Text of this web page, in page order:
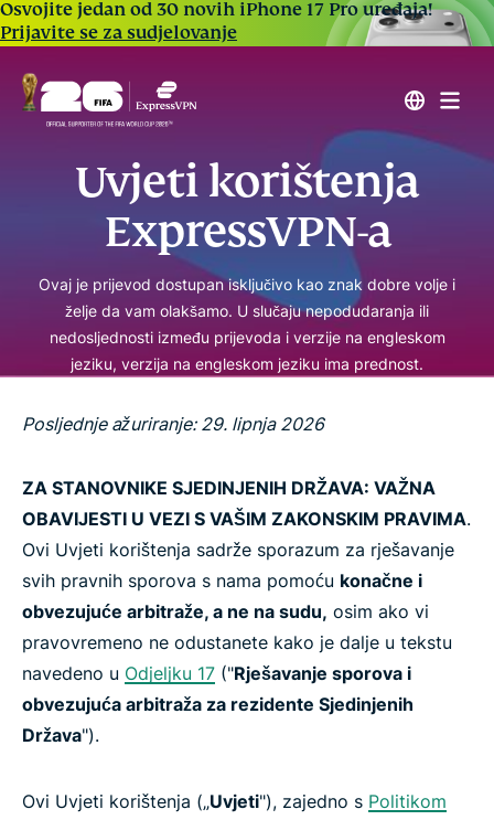
Osvojite jedan od 30 novih iPhone 17 Pro uređaja!
Prijavite se za sudjelovanje
Uvjeti korištenja
ExpressVPN-a
Ovaj je prijevod dostupan isključivo kao znak dobre volje i
želje da vam olakšamo. U slučaju nepodudaranja ili
nedosljednosti između prijevoda i verzije na engleskom
jeziku, verzija na engleskom jeziku ima prednost.
Posljednje ažuriranje: 29. lipnja 2026
ZA STANOVNIKE SJEDINJENIH DRŽAVA: VAŽNA
OBAVIJESTI U VEZI S VAŠIM ZAKONSKIM PRAVIMA.
Ovi Uvjeti korištenja sadrže sporazum za rješavanje
svih pravnih sporova s nama pomoću konačne i
obvezujuće arbitraže, a ne na sudu, osim ako vi
pravovremeno ne odustanete kako je dalje u tekstu
navedeno u Odjeljku 17 ("Rješavanje sporova i
obvezujuća arbitraža za rezidente Sjedinjenih
Država").
Ovi Uvjeti korištenja („Uvjeti"), zajedno s Politikom